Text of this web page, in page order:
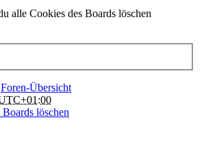
alle Cookies des Boards löschen
Foren-Übersicht
löschen